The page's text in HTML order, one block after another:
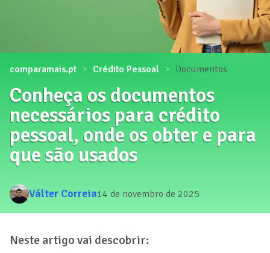
comparamais.pt Crédito Pessoal Documentos
Conheça os documentos
necessários para crédito
pessoal, onde os obter e para
que são usados
Válter Correia14 de novembro de 2025
Neste artigo vai descobrir: